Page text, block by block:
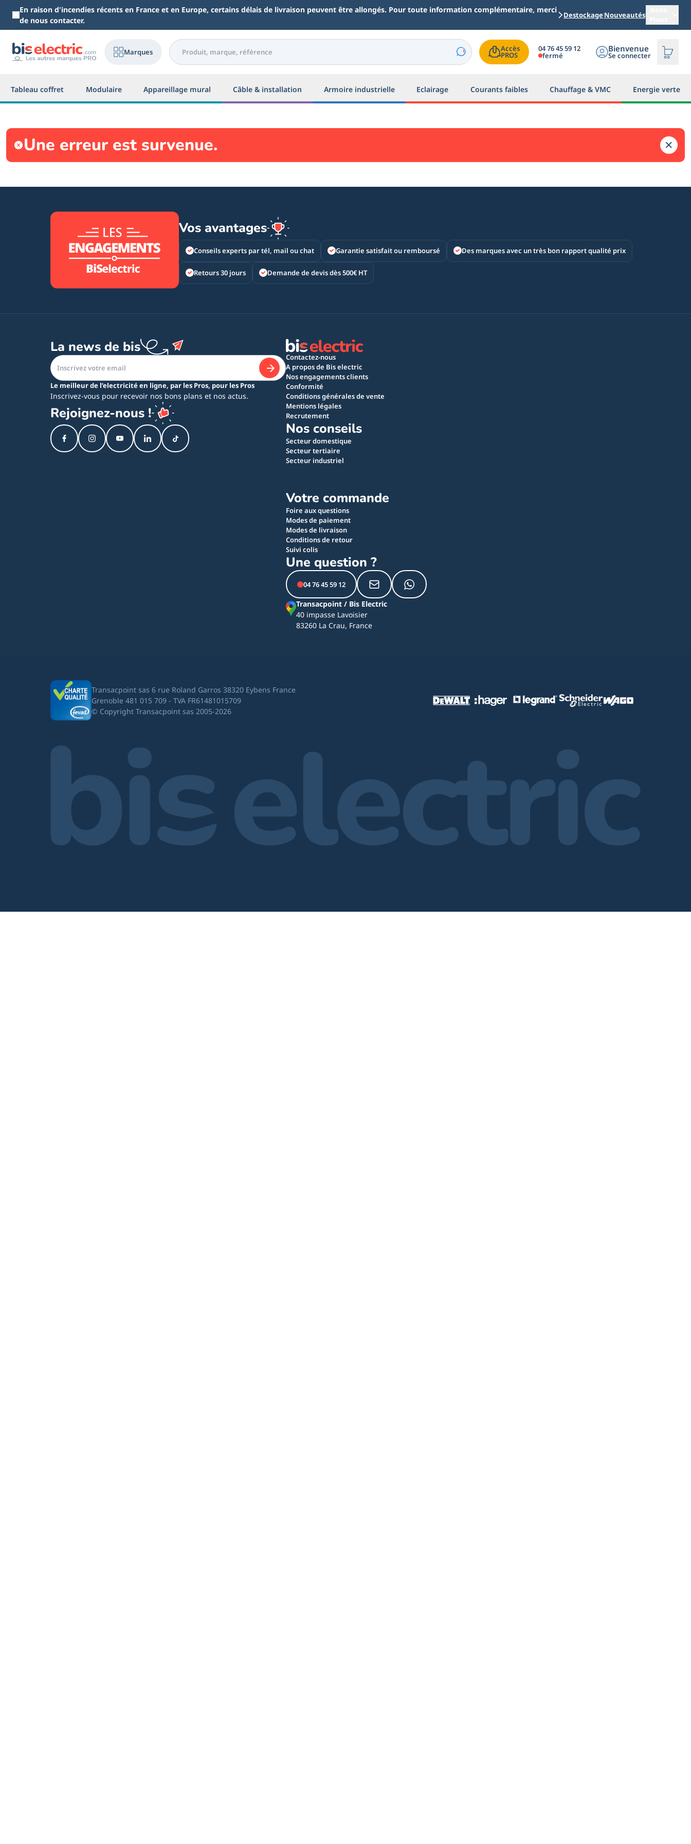
Aller au contenu principal
En raison d'incendies récents en France et en Europe, certains délais de livraison peuvent être allongés. Pour toute information complémentaire, merci
de nous contacter.
DestockageNouveautés
Marques Accès
PROS
04 76 45 59 12
fermé
Bienvenue
Se connecter
Tableau coffret Modulaire Appareillage mural Câble & installation Armoire industrielle Eclairage Courants faibles Chauffage & VMC Energie verte
Une erreur est survenue.
Vos avantages
Conseils experts par tél, mail ou chat Garantie satisfait ou remboursé Des marques avec un très bon rapport qualité prix
Retours 30 jours Demande de devis dès 500€ HT
La news de bis
Le meilleur de l’electricité en ligne, par les Pros, pour les Pros
Inscrivez-vous pour recevoir nos bons plans et nos actus.
Rejoignez-nous !
Contactez-nous
A propos de Bis electric
Nos engagements clients
Conformité
Conditions générales de vente
Mentions légales
Recrutement
Nos conseils
Secteur domestique
Secteur tertiaire
Secteur industriel
Votre commande
Foire aux questions
Modes de paiement
Modes de livraison
Conditions de retour
Suivi colis
Une question ?
04 76 45 59 12
Transacpoint / Bis Electric
40 impasse Lavoisier
83260 La Crau, France
Transacpoint sas 6 rue Roland Garros 38320 Eybens France
Grenoble 481 015 709 - TVA FR61481015709
© Copyright Transacpoint sas 2005-2026